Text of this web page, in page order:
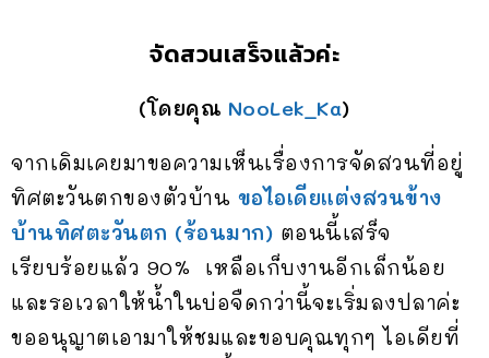
จัดสวนเสร็จแล้วค่ะ
(โดยคุณ NooLek_Ka)
จากเดิมเคยมาขอความเห็นเรื่องการจัดสวนที่อยู่
ทิศตะวันตกของตัวบ้าน ขอไอเดียแต่งสวนข้าง
บ้านทิศตะวันตก (ร้อนมาก) ตอนนี้เสร็จ
เรียบร้อยแล้ว 90% เหลือเก็บงานอีกเล็กน้อย
และรอเวลาให้น้ำในบ่อจืดกว่านี้จะเริ่มลงปลาค่ะ
ขออนุญาตเอามาให้ชมและขอบคุณทุกๆ ไอเดียที่